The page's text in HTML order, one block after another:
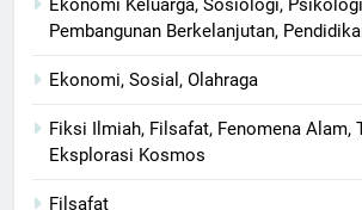
Ekonomi Keluarga, Sosiologi,
Pembangunan Berkelanjutan,
Ekonomi, Sosial, Olahraga
Fiksi Ilmiah, Filsafat, Fenomena Alam,
Eksplorasi Kosmos
Filsafat